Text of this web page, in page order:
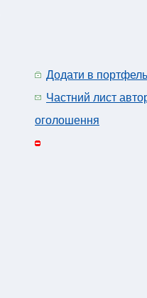
Додати в портфель
Частний лист
оголошення